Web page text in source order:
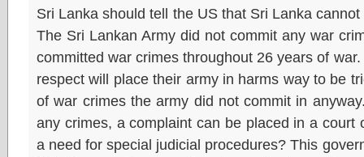
Sri Lanka should tell the US that Sri Lanka
The Sri Lankan Army did not commit any war
committed war crimes throughout 26 years of
respect will place their army in harms way to be
of war crimes the army did not commit in
any crimes, a complaint can be placed in a court
a need for special judicial procedures? This